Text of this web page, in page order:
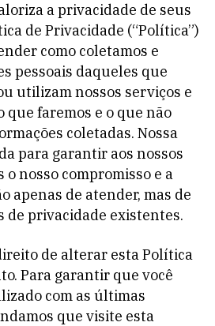
a privacidade de seus
de Privacidade (“Política”)
como coletamos e
pessoais daqueles que
utilizam nossos serviços e
que faremos e o que não
coletadas. Nossa
para garantir aos nossos
nosso compromisso e a
apenas de atender, mas de
de privacidade existentes.
de alterar esta Política
Para garantir que você
com as últimas
que visite esta